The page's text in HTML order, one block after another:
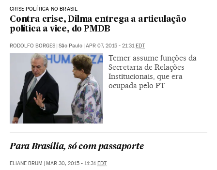
CRISE POLÍTICA NO BRASIL
Contra crise, Dilma entrega a articulação
política a vice, do PMDB
RODOLFO BORGES | São Paulo | APR 07, 2015 - 21:31EDT
Temer assume funções da
Secretaria de Relações
Institucionais, que era
ocupada pelo PT
Para Brasília, só com passaporte
ELIANE BRUM | MAR 30, 2015 - 11:31 EDT